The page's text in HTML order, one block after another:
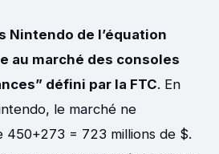
Nintendo de l’équation
au marché des consoles
défini par la FTC. En
le marché ne
450+273 = 723 millions de $.